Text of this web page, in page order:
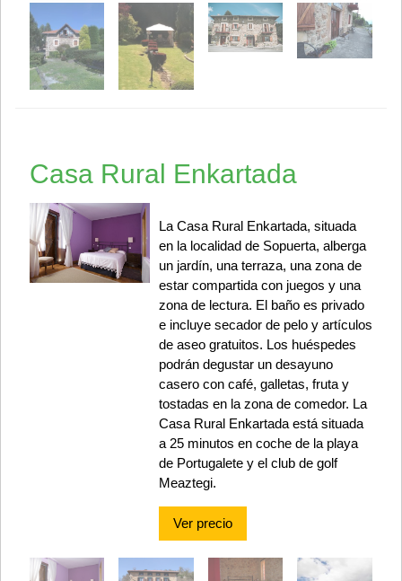
Casa Rural Enkartada
La Casa Rural Enkartada, situada
en la localidad de Sopuerta, alberga
un jardín, una terraza, una zona de
estar compartida con juegos y una
zona de lectura. El baño es privado
e incluye secador de pelo y artículos
de aseo gratuitos. Los huéspedes
podrán degustar un desayuno
casero con café, galletas, fruta y
tostadas en la zona de comedor. La
Casa Rural Enkartada está situada
a 25 minutos en coche de la playa
de Portugalete y el club de golf
Meaztegi.
Ver precio